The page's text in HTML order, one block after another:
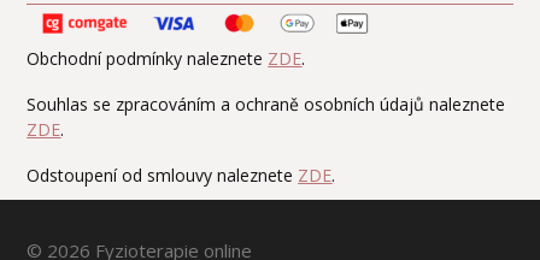
Obchodní podmínky naleznete ZDE.
Souhlas se zpracováním a ochraně osobních údajů naleznete
ZDE.
Odstoupení od smlouvy naleznete ZDE.
© 2026 Fyzioterapie online